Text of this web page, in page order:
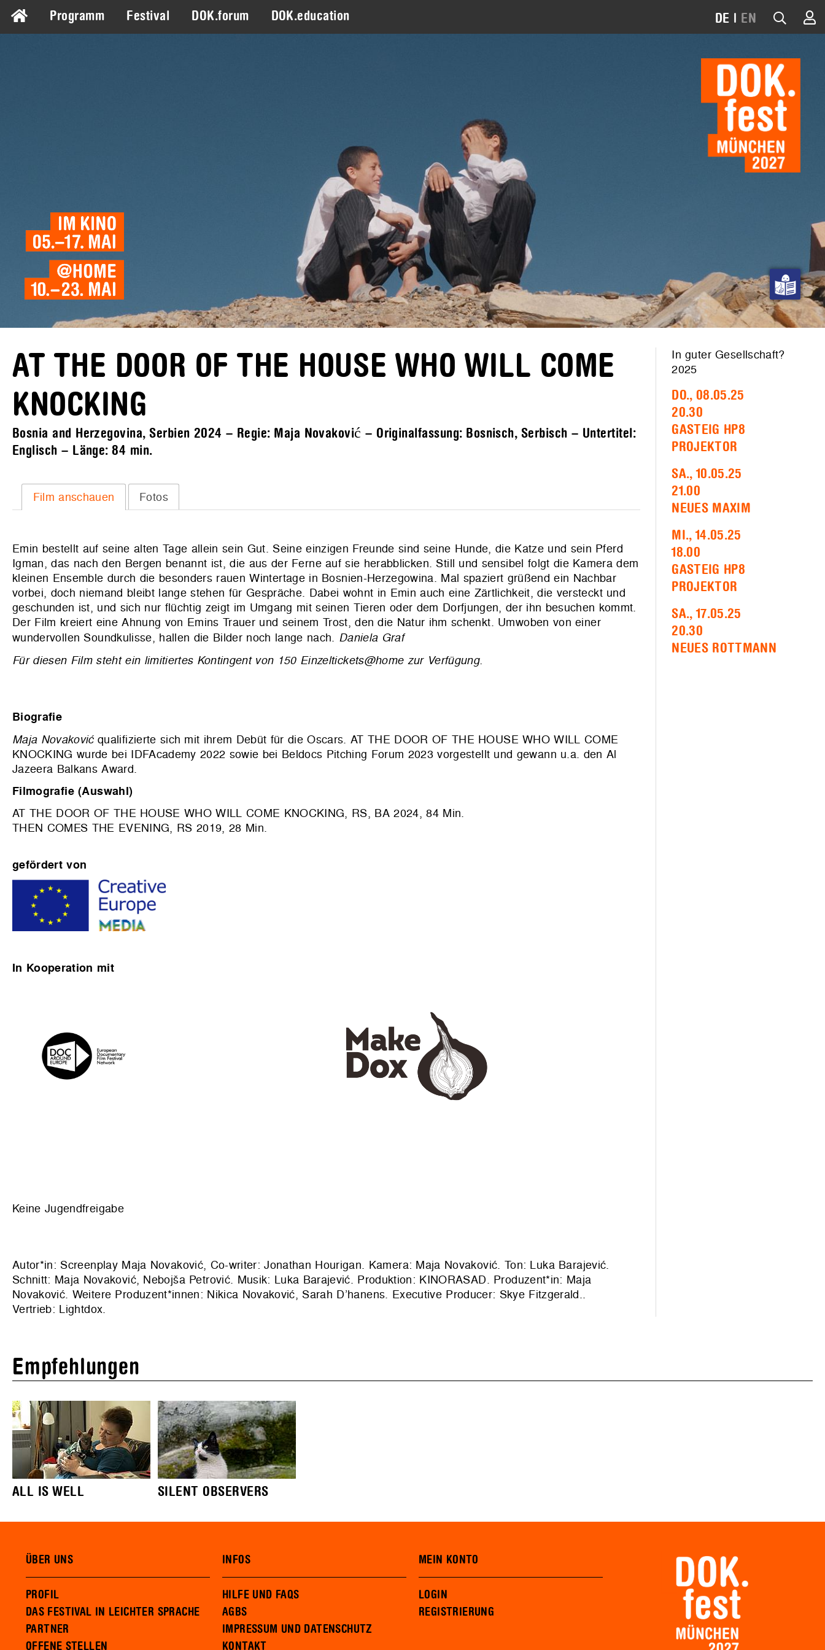
Programm Festival DOK.forum DOK.education DE | EN
AT THE DOOR OF THE HOUSE WHO WILL COME
KNOCKING
Bosnia and Herzegovina, Serbien 2024 – Regie: Maja Novaković – Originalfassung: Bosnisch, Serbisch – Untertitel:
Englisch – Länge:84 min.
Film anschauen Fotos
Emin bestellt auf seine alten Tage allein sein Gut. Seine einzigen Freunde sind seine Hunde, die Katze und sein Pferd
Igman, das nach den Bergen benannt ist, die aus der Ferne auf sie herabblicken. Still und sensibel folgt die Kamera dem
kleinen Ensemble durch die besonders rauen Wintertage in Bosnien-Herzegowina. Mal spaziert grüßend ein Nachbar
vorbei, doch niemand bleibt lange stehen für Gespräche. Dabei wohnt in Emin auch eine Zärtlichkeit, die versteckt und
geschunden ist, und sich nur flüchtig zeigt im Umgang mit seinen Tieren oder dem Dorfjungen, der ihn besuchen kommt.
Der Film kreiert eine Ahnung von Emins Trauer und seinem Trost, den die Natur ihm schenkt. Umwoben von einer
wundervollen Soundkulisse, hallen die Bilder noch lange nach. Daniela Graf
Für diesen Film steht ein limitiertes Kontingent von 150 Einzeltickets@home zur Verfügung.
Biografie
Maja Novakovićqualifizierte sich mit ihrem Debüt für die Oscars. AT THE DOOR OF THE HOUSE WHO WILL COME
KNOCKING wurde bei IDFAcademy 2022 sowie bei Beldocs Pitching Forum 2023 vorgestellt und gewann u.a. den Al
Jazeera Balkans Award.
Filmografie (Auswahl)
AT THE DOOR OF THE HOUSE WHO WILL COME KNOCKING, RS, BA 2024, 84 Min.
THEN COMES THE EVENING, RS 2019, 28 Min.
gefördert von
In Kooperation mit
Keine Jugendfreigabe
Autor*in: Screenplay Maja Novaković, Co-writer: Jonathan Hourigan. Kamera: Maja Novaković. Ton: Luka Barajević.
Schnitt: Maja Novaković, Nebojša Petrović. Musik: Luka Barajević. Produktion: KINORASAD. Produzent*in: Maja
Novaković. Weitere Produzent*innen: Nikica Novaković, Sarah D’hanens. Executive Producer: Skye Fitzgerald..
Vertrieb: Lightdox.
In guter Gesellschaft?
2025
DO., 08.05.25
20.30
GASTEIG HP8
PROJEKTOR
SA., 10.05.25
21.00
NEUES MAXIM
MI., 14.05.25
18.00
GASTEIG HP8
PROJEKTOR
SA., 17.05.25
20.30
NEUES ROTTMANN
Empfehlungen
ALL IS WELL SILENT OBSERVERS
ÜBER UNS
PROFIL
DAS FESTIVAL IN LEICHTER SPRACHE
PARTNER
OFFENE STELLEN
INFOS
HILFE UND FAQS
AGBS
IMPRESSUM UND DATENSCHUTZ
KONTAKT
MEIN KONTO
LOGIN
REGISTRIERUNG